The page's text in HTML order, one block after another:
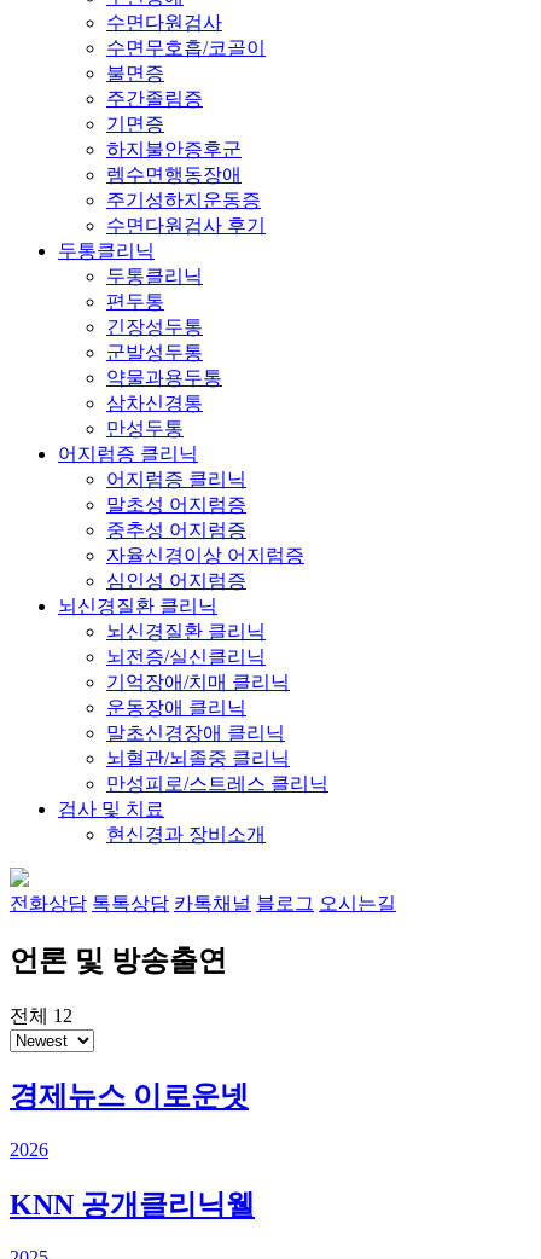
수면다원검사
수면무호흡/코골이
불면증
주간졸림증
기면증
하지불안증후군
렘수면행동장애
주기성하지운동증
수면다원검사 후기
두통클리닉
두통클리닉
편두통
긴장성두통
군발성두통
약물과용두통
삼차신경통
만성두통
어지럼증 클리닉
어지럼증 클리닉
말초성 어지럼증
중추성 어지럼증
자율신경이상 어지럼증
심인성 어지럼증
뇌신경질환 클리닉
뇌신경질환 클리닉
뇌전증/실신클리닉
기억장애/치매 클리닉
운동장애 클리닉
말초신경장애 클리닉
뇌혈관/뇌졸중 클리닉
만성피로/스트레스 클리닉
검사 및 치료
현신경과 장비소개
전화상담 톡톡상담 카톡채널 블로그 오시는길
언론 및 방송출연
전체 12
경제뉴스 이로운넷
2026
KNN 공개클리닉웰